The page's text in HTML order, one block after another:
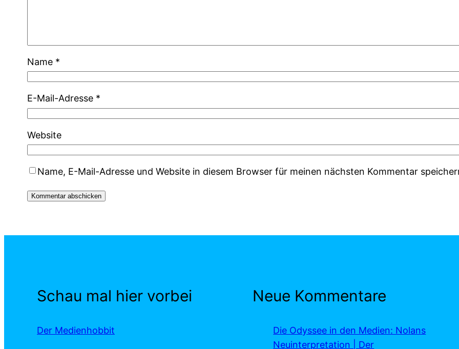
Name *
E-Mail-Adresse *
Website
Name, E-Mail-Adresse und Website in diesem Browser für meinen nächsten Kommentar
Schau mal hier vorbei
Der Medienhobbit
Neue Kommentare
Die Odyssee in den Medien: Nolans
Neuinterpretation | Der